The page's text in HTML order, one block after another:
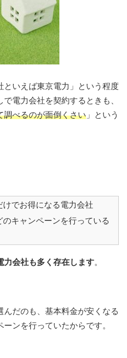
といえば東京電力」という程度
電力会社を契約するときも、
調べるのが面倒くさい 」という
けでお得になる電力会社
キャンペーンを行っている
力会社も多く存在します。
だのも、基本料金が安くなる
ンを行っていたからです。